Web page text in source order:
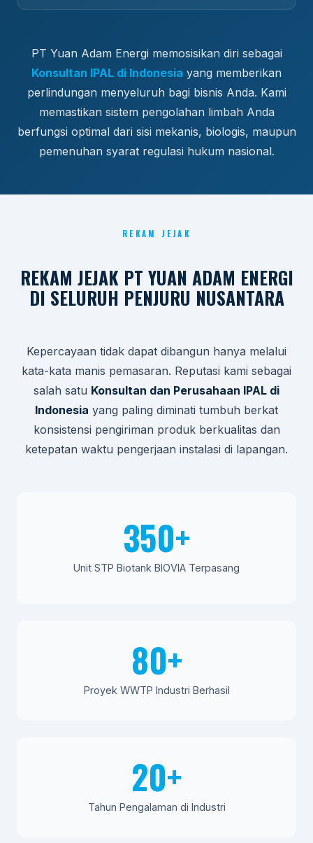
PT Yuan Adam Energi memosisikan diri sebagai
Konsultan IPAL di Indonesia yang memberikan
perlindungan menyeluruh bagi bisnis Anda. Kami
memastikan sistem pengolahan limbah Anda
berfungsi optimal dari sisi mekanis, biologis, maupun
pemenuhan syarat regulasi hukum nasional.
REKAM JEJAK
REKAM JEJAK PT YUAN ADAM ENERGI
DI SELURUH PENJURU NUSANTARA
Kepercayaan tidak dapat dibangun hanya melalui
kata-kata manis pemasaran. Reputasi kami sebagai
salah satu Konsultan dan Perusahaan IPAL di
Indonesia yang paling diminati tumbuh berkat
konsistensi pengiriman produk berkualitas dan
ketepatan waktu pengerjaan instalasi di lapangan.
350+
Unit STP Biotank BIOVIA Terpasang
80+
Proyek WWTP Industri Berhasil
20+
Tahun Pengalaman di Industri